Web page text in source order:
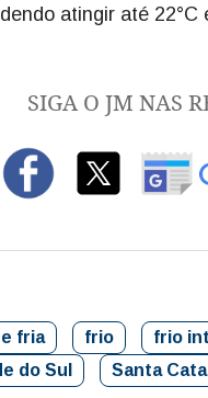
atingir até
SIGA O JM NAS
fria frio frio
do Sul Santa